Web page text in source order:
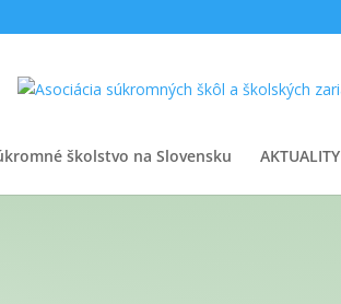
školstvo na Slovensku AKTUALITY